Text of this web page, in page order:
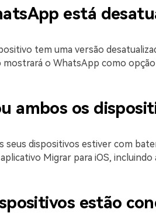
está
tem uma versão
mostrará o WhatsApp como
ambos os
seus dispositivos estiver com
Migrar para iOS,
estão